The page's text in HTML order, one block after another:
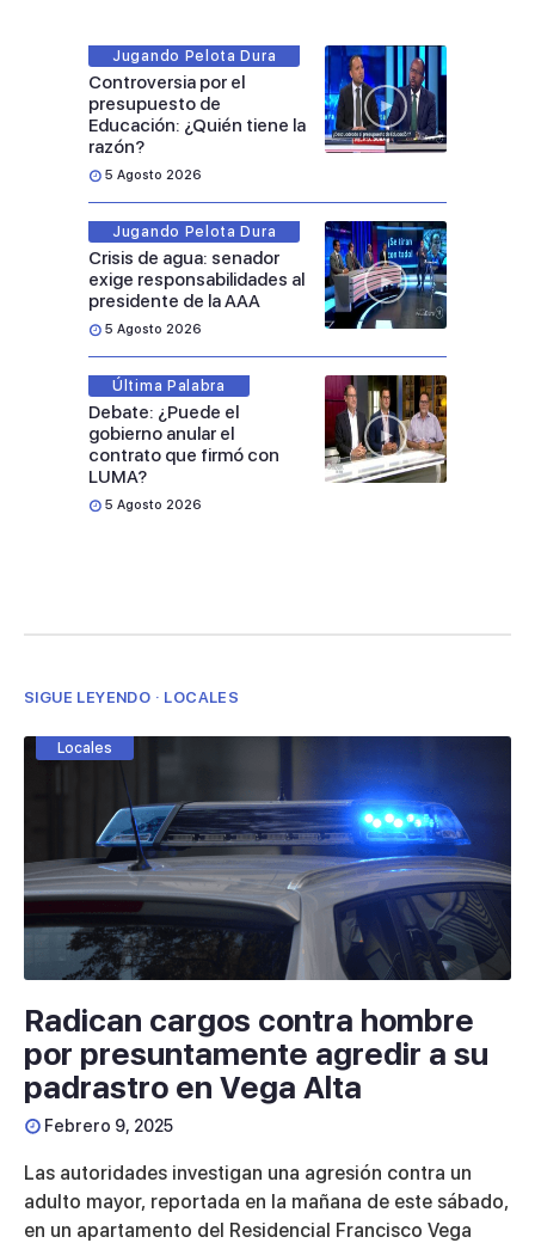
Jugando Pelota Dura
Controversia por el
presupuesto de
Educación: ¿Quién tiene la
razón?
5 Agosto 2026
Jugando Pelota Dura
Crisis de agua: senador
exige responsabilidades al
presidente de la AAA
5 Agosto 2026
Última Palabra
Debate: ¿Puede el
gobierno anular el
contrato que firmó con
LUMA?
5 Agosto 2026
SIGUE LEYENDO · LOCALES
Locales
Radican cargos contra hombre
por presuntamente agredir a su
padrastro en Vega Alta
Febrero 9, 2025
Las autoridades investigan una agresión contra un
adulto mayor, reportada en la mañana de este sábado,
en un apartamento del Residencial Francisco Vega